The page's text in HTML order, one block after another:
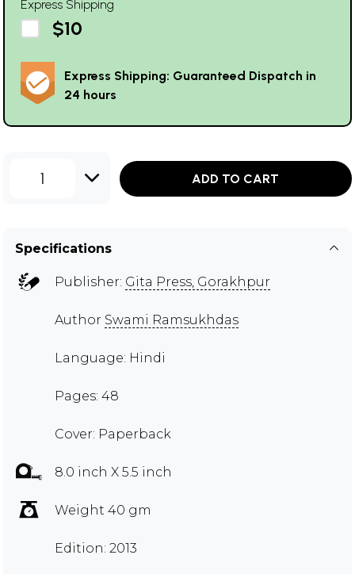
Express Shipping
$10
Express Shipping: Guaranteed Dispatch in
24 hours
1 ADD TO CART
Specifications
Publisher: Gita Press, Gorakhpur
Author Swami Ramsukhdas
Language: Hindi
Pages: 48
Cover: Paperback
8.0 inch X 5.5 inch
Weight 40 gm
Edition: 2013